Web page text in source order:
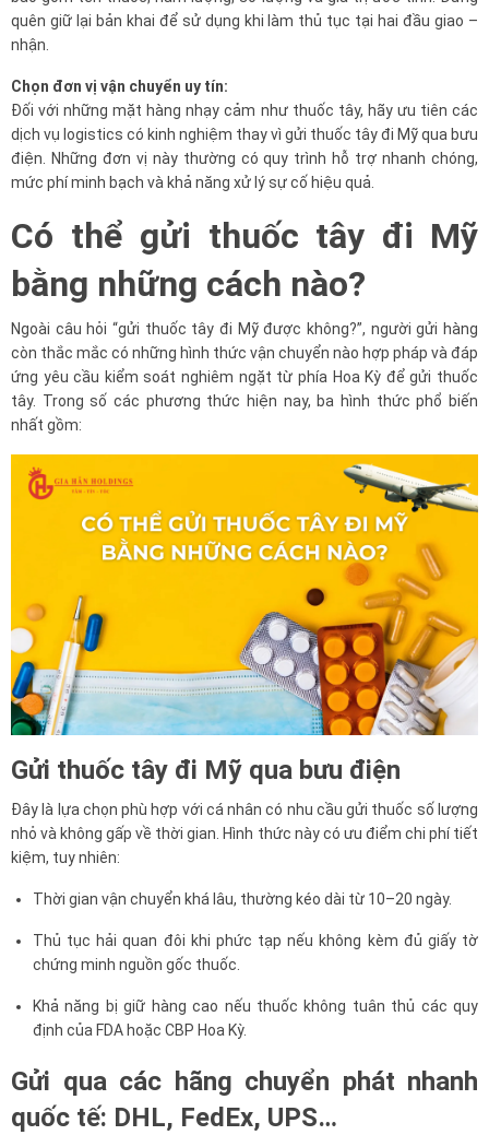
quên giữ lại bản khai để sử dụng khi làm thủ tục tại hai đầu giao –
nhận.
Chọn đơn vị vận chuyển uy tín:
Đối với những mặt hàng nhạy cảm như thuốc tây, hãy ưu tiên các
dịch vụ logistics có kinh nghiệm thay vì gửi thuốc tây đi Mỹ qua bưu
điện. Những đơn vị này thường có quy trình hỗ trợ nhanh chóng,
mức phí minh bạch và khả năng xử lý sự cố hiệu quả.
Có thể gửi thuốc tây đi Mỹ
bằng những cách nào?
Ngoài câu hỏi “gửi thuốc tây đi Mỹ được không?”, người gửi hàng
còn thắc mắc có những hình thức vận chuyển nào hợp pháp và đáp
ứng yêu cầu kiểm soát nghiêm ngặt từ phía Hoa Kỳ để gửi thuốc
tây. Trong số các phương thức hiện nay, ba hình thức phổ biến
nhất gồm:
Gửi thuốc tây đi Mỹ qua bưu điện
Đây là lựa chọn phù hợp với cá nhân có nhu cầu gửi thuốc số lượng
nhỏ và không gấp về thời gian. Hình thức này có ưu điểm chi phí tiết
kiệm, tuy nhiên:
Thời gian vận chuyển khá lâu, thường kéo dài từ 10–20 ngày.
Thủ tục hải quan đôi khi phức tạp nếu không kèm đủ giấy tờ
chứng minh nguồn gốc thuốc.
Khả năng bị giữ hàng cao nếu thuốc không tuân thủ các quy
định của FDA hoặc CBP Hoa Kỳ.
Gửi qua các hãng chuyển phát nhanh
quốc tế: DHL, FedEx, UPS…